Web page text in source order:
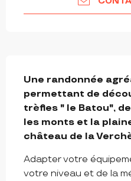
Une randonnée
permettant de
trèfles " le Batou",
les monts et la
château de la
Adapter votre
votre niveau et de la